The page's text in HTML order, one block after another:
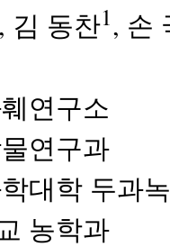
, 김 동찬1, 손
연구소
연구과
대학 두과
농학과